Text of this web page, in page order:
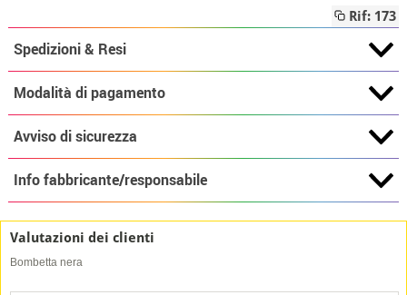
Rif: 173
Spedizioni & Resi
Modalità di pagamento
Avviso di sicurezza
Info fabbricante/responsabile
Valutazioni dei clienti
Bombetta nera